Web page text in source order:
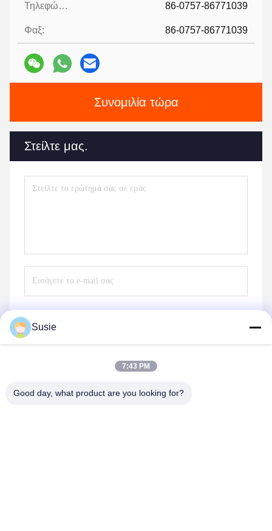
Τηλεφώνημα: 86-0757-86771039
Φαξ: 86-0757-86771039
Συνομιλία τώρα
Στείλτε μας.
Susie
7:43 PM
Good day, what product are you looking for?